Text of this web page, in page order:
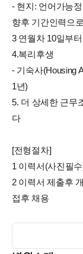
- 현지: 언어가능
향후 기간인력으
3 연월차 10일부
4.복리후생
- 기숙사(Housing
1년)
5. 더 상세한 근무
다
[전형절차]
1 이력서(사진필
2 이력서 제출후
접후 채용
면접 및 입사문의: